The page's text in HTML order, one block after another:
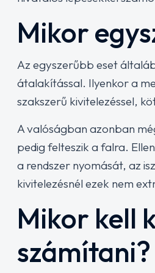
Mikor
Az egyszerűbb eset
átalakítással. Ilyenkor a
szakszerű kivitelezéssel,
A valóságban azonban
pedig felteszik a falra.
a rendszer nyomását, az
kivitelezésnél ezek nem
Mikor kell
számítani?